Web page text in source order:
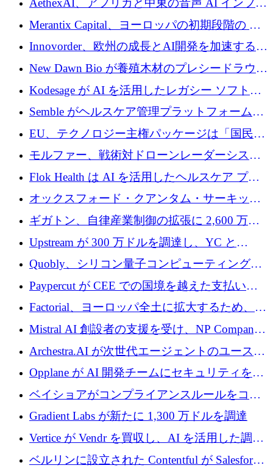
AethexAI、アフリカと中東の音声 AI インフラ
ストラクチャを構築するために 300 万ドルを
Merantix Capital、ヨーロッパの初期段階の AI
スタートアップ向けに 1 億 300 万ユーロのフ
ァンドを立ち上げる
Innovorder、欧州の成長とAI開発を加速するた
めに2,000万ユーロを確保
New Dawn Bio が養殖木材のプレシードラウン
ドで 210 万ユーロを調達
Kodesage が AI を活用したレガシー ソフトウ
ェアの最新化のために 660 万ドルを調達
Semble がヘルスケア管理プラットフォームを
拡大するためにシリーズ C で 3,000 万ポンド
を調達
EU、テクノロジー主権パッケージは「国民の
保護」に関するものだと発言
モルファー、戦術対ドローンレーダーシステ
ムを最前線に近づけるために150万ユーロを調
Flok Health は AI を活用したヘルスケア プラ
ットフォームの成長に 1,250 万ドルを投資
オックスフォード・クアンタム・サーキット
が「成人向け」2億6,000万ポンドの資金調達
ラウンドを獲得
ギガトン、自律産業制御の拡張に 2,600 万ド
ルを調達
Upstream が 300 万ドルを調達し、YC と
Xavier Niel が支援する共同 AI 受信箱を立ち上
げる
Quobly、シリコン量子コンピューティングの
商用化のためにシリーズ A で 1 億 1,500 万ユ
ーロを調達
Paypercut が CEE での国境を越えた支払いを
拡大するために 500 万ユーロを確保
Factorial、ヨーロッパ全土に拡大するため、25
億ドルの評価額で1億5,000万ドルのシリーズD
Mistral AI 創設者の支援を受け、NP Company
がエンジニアリング向け AI を推進するために
600 万ユーロのプレシードを確保
Archestra.AI が次世代エージェントのユースケ
ースを実現するために 1,000 万ドルを調達
Opplane が AI 開発チームにセキュリティをも
たらすために 450 万ユーロを調達
ベイショアがコンプライアンスルールをコー
ド化するために800万ドルを調達
Gradient Labs が新たに 1,300 万ドルを調達
Vertice が Vendr を買収し、AI を活用した調達
インテリジェンス プラットフォームを構築
ベルリンに設立された Contentful が Salesforce